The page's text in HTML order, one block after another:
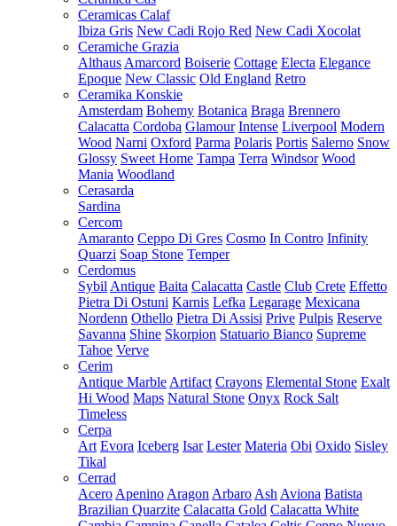
Ceramicas Calaf
Ibiza Gris New Cadi Rojo Red New Cadi Xocolat
Ceramiche Grazia
Althaus Amarcord Boiserie Cottage Electa Elegance
Epoque New Classic Old England Retro
Ceramika Konskie
Amsterdam Bohemy Botanica Braga Brennero
Calacatta Cordoba Glamour Intense Liverpool Modern
Wood Narni Oxford Parma Polaris Portis Salerno Snow
Glossy Sweet Home Tampa Terra Windsor Wood
Mania Woodland
Cerasarda
Sardina
Cercom
Amaranto Ceppo Di Gres Cosmo In Contro Infinity
Quarzi Soap Stone Temper
Cerdomus
Sybil Antique Baita Calacatta Castle Club Crete Effetto
Pietra Di Ostuni Karnis Lefka Legarage Mexicana
Nordenn Othello Pietra Di Assisi Prive Pulpis Reserve
Savanna Shine Skorpion Statuario Bianco Supreme
Tahoe Verve
Cerim
Antique Marble Artifact Crayons Elemental Stone Exalt
Hi Wood Maps Natural Stone Onyx Rock Salt
Timeless
Cerpa
Art Evora Iceberg Isar Lester Materia Obi Oxido Sisley
Tikal
Cerrad
Acero Apenino Aragon Arbaro Ash Aviona Batista
Brazilian Quarzite Calacatta Gold Calacatta White